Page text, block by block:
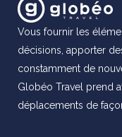
Vous fournir les
décisions, apporter
constamment de
Globéo Travel prend
déplacements de